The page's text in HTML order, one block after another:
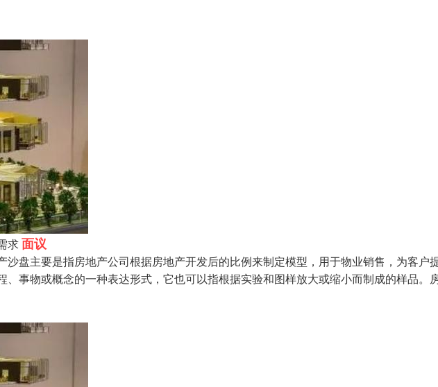
求面议
沙盘主要是指房地产公司根据房地产开发后的比例来制定模型，用于物业销售，为客户
、事物或概念的一种表达形式，它也可以指根据实验和图样放大或缩小而制成的样品。